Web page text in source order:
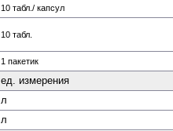
10 табл./ капсул
10 табл.
1 пакетик
ед. измерения
л
л